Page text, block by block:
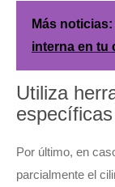
Más noticias:
interna en tu
Utiliza
Por último, en
parcialmente el